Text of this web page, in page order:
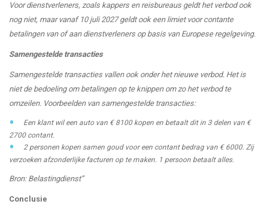
Voor dienstverleners, zoals kappers en reisbureaus geldt het verbod ook
nog niet, maar vanaf 10 juli 2027 geldt ook een limiet voor contante
betalingen van of aan dienstverleners op basis van Europese regelgeving.
Samengestelde transacties
Samengestelde transacties vallen ook onder het nieuwe verbod. Het is
niet de bedoeling om betalingen op te knippen om zo het verbod te
omzeilen. Voorbeelden van samengestelde transacties:
Een klant wil een auto van € 8100 kopen en betaalt dit in 3 delen van €
2700 contant.
2 personen kopen samen goud voor een contant bedrag van € 6000. Zij
verzoeken afzonderlijke facturen op te maken. 1 persoon betaalt alles.
Bron: Belastingdienst”
Conclusie